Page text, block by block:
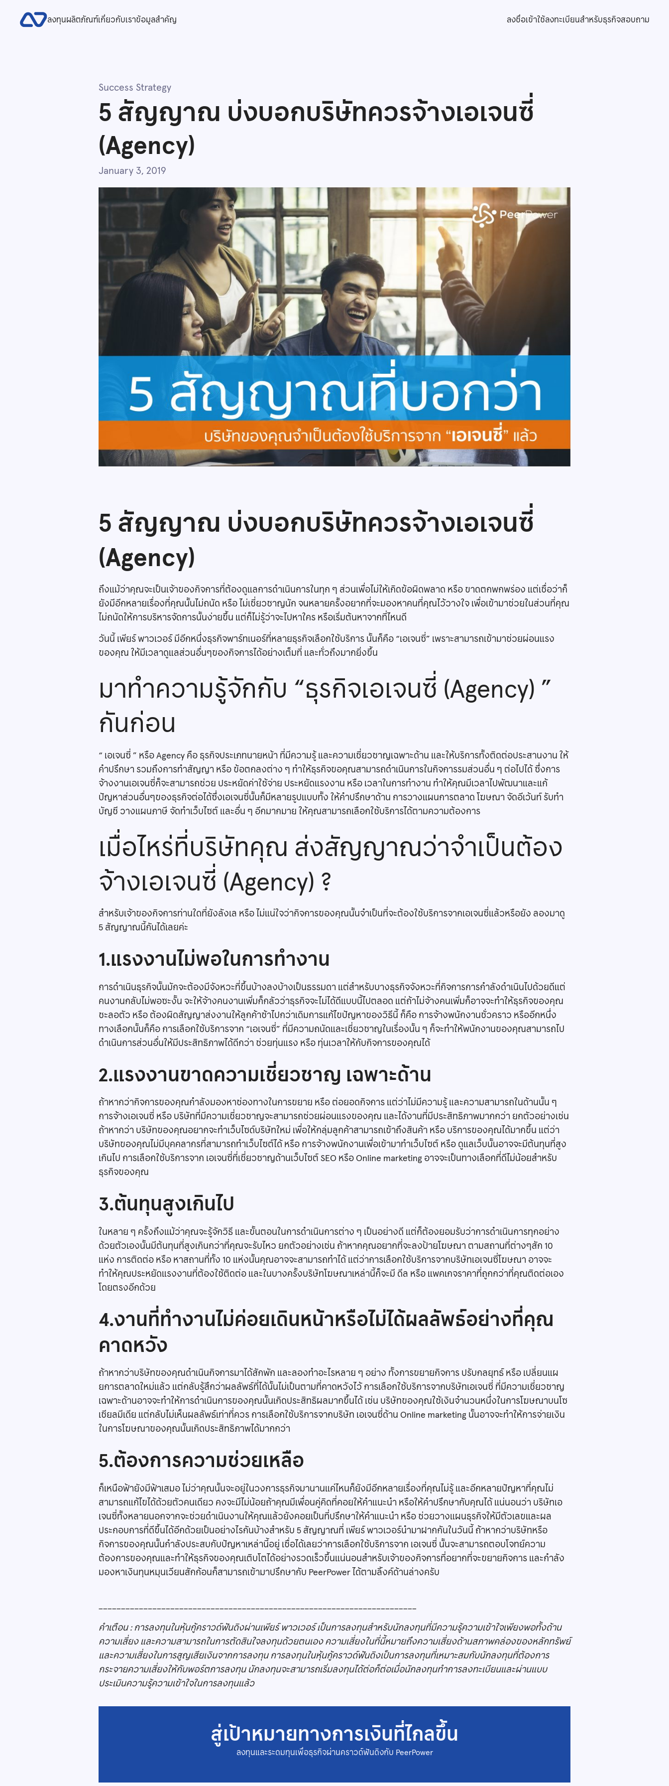
ลงทุนผลิตภัณฑ์เกี่ยวกับเราข้อมูลสำคัญ ลงชื่อเข้าใช้ลงทะเบียนสำหรับธุรกิจสอบถาม
Success Strategy
5 สัญญาณ บ่งบอกบริษัทควรจ้างเอเจนซี่
(Agency)
January 3, 2019
5 สัญญาณ บ่งบอกบริษัทควรจ้างเอเจนซี่
(Agency)
ถึงแม้ว่าคุณจะเป็นเจ้าของกิจการที่ต้องดูแลการดำเนินการในทุก ๆ ส่วนเพื่อไม่ให้เกิดข้อผิดพลาด หรือ ขาดตกพกพร่อง แต่เชื่อว่าก็
ยังมีอีกหลายเรื่องที่คุณนั้นไม่ถนัด หรือ ไม่เชี่ยวชาญนัก จนหลายครั้งอยากที่จะมองหาคนที่คุณไว้วางใจ เพื่อเข้ามาช่วยในส่วนที่คุณ
ไม่ถนัดให้การบริหารจัดการนั้นง่ายขึ้น แต่ก็ไม่รู้ว่าจะไปหาใคร หรือเริ่มต้นหาจากที่ไหนดี
วันนี้ เพียร์ พาวเวอร์ มีอีกหนึ่งธุรกิจพาร์ทเนอร์ที่หลายธุรกิจเลือกใช้บริการ นั้นก็คือ “เอเจนซี่” เพราะสามารถเข้ามาช่วยผ่อนแรง
ของคุณ ให้มีเวลาดูแลส่วนอื่นๆของกิจการได้อย่างเต็มที่ และทั่วถึงมากยิ่งขึ้น
มาทำความรู้จักกับ “ธุรกิจเอเจนซี่ (Agency) ”
กันก่อน
“ เอเจนซี่ ” หรือ Agency คือ ธุรกิจประเภทนายหน้า ที่มีความรู้ และความเชี่ยวชาญเฉพาะด้าน และให้บริการทั้งติดต่อประสานงาน ให้
คำปรึกษา รวมถึงการทำสัญญา หรือ ข้อตกลงต่าง ๆ ทำให้ธุรกิจขอคุณสามารถดำเนินการในกิจการรมส่วนอื่น ๆ ต่อไปได้ ซึ่งการ
จ้างงานเอเจนซี่ก็จะสามารถช่วย ประหยัดค่าใช้จ่าย ประหยัดแรงงาน หรือ เวลาในการทำงาน ทำให้คุณมีเวลาไปพัฒนาและแก้
ปัญหาส่วนอื่นๆของธุรกิจต่อได้ซึ่งเอเจนซี่นั้นก็มีหลายรูปแบบทั้ง ให้คำปรึกษาด้าน การวางแผนการตลาด โฆษณา จัดอีเว้นท์ รับทำ
บัญชี วางแผนภาษี จัดทำเว็บไซต์ และอื่น ๆ อีกมากมาย ให้คุณสามารถเลือกใช้บริการได้ตามความต้องการ
เมื่อไหร่ที่บริษัทคุณ ส่งสัญญาณว่าจำเป็นต้อง
จ้างเอเจนซี่ (Agency) ?
สำหรับเจ้าของกิจการท่านใดที่ยังลังเล หรือ ไม่แน่ใจว่ากิจการของคุณนั้นจำเป็นที่จะต้องใช้บริการจากเอเจนซี่แล้วหรือยัง ลองมาดู
5 สัญญาณนี้กันได้เลยค่ะ
1.แรงงานไม่พอในการทำงาน
การดำเนินธุรกิจนั้นมักจะต้องมีจังหวะที่ขึ้นบ้างลงบ้างเป็นธรรมดา แต่สำหรับบางธุรกิจจังหวะที่กิจการการกำลังดำเนินไปด้วยดีแต่
คนงานกลับไม่พอซะงั้น จะให้จ้างคนงานเพิ่มก็กลัวว่าธุรกิจจะไม่ได้ดีแบบนี้ไปตลอด แต่ถ้าไม่จ้างคนเพิ่มก็อาจจะทำให้ธุรกิจของคุณ
ชะลอตัว หรือ ต้องผิดสัญญาส่งงานให้ลูกค้าช้าไปกว่าเดิมการแก้ไขปัญหาของวิธีนี้ ก็คือ การจ้างพนักงานชั่วคราว หรืออีกหนึ่ง
ทางเลือกนั้นก็คือ การเลือกใช้บริการจาก “เอเจนซี่” ที่มีความถนัดและเชี่ยวชาญในเรื่องนั้น ๆ ก็จะทำให้พนักงานของคุณสามารถไป
ดำเนินการส่วนอื่นให้มีประสิทธิภาพได้ดีกว่า ช่วยทุ่นแรง หรือ ทุ่นเวลาให้กับกิจการของคุณได้
2.แรงงานขาดความเชี่ยวชาญ เฉพาะด้าน
ถ้าหากว่ากิจการของคุณกำลังมองหาช่องทางในการขยาย หรือ ต่อยอดกิจการ แต่ว่าไม่มีความรู้ และความสามารถในด้านนั้น ๆ
การจ้างเอเจนซี่ หรือ บริษัทที่มีความเชี่ยวชาญจะสามารถช่วยผ่อนแรงของคุณ และได้งานที่มีประสิทธิภาพมากกว่า ยกตัวอย่างเช่น
ถ้าหากว่า บริษัทของคุณอยากจะทำเว็บไซด์บริษัทใหม่ เพื่อให้กลุ่มลูกค้าสามารถเข้าถึงสินค้า หรือ บริการของคุณได้มากขึ้น แต่ว่า
บริษัทของคุณไม่มีบุคคลากรที่สามารถทำเว็บไซต์ได้ หรือ การจ้างพนักงานเพื่อเข้ามาทำเว็บไซต์ หรือ ดูแลเว็บนั้นอาจจะมีต้นทุนที่สูง
เกินไป การเลือกใช้บริการจาก เอเจนซี่ที่เชี่ยวชาญด้านเว็บไซต์ SEO หรือ Online marketing อาจจะเป็นทางเลือกที่ดีไม่น้อยสำหรับ
ธุรกิจของคุณ
3.ต้นทุนสูงเกินไป
ในหลาย ๆ ครั้งถึงแม้ว่าคุณจะรู้จักวิธี และขั้นตอนในการดำเนินการต่าง ๆ เป็นอย่างดี แต่ก็ต้องยอมรับว่าการดำเนินการทุกอย่าง
ด้วยตัวเองนั้นมีต้นทุนที่สูงเกินกว่าที่คุณจะรับไหว ยกตัวอย่างเช่น ถ้าหากคุณอยากที่จะลงป้ายโฆษณา ตามสถานที่ต่างๆสัก 10
แห่ง การติดต่อ หรือ หาสถานที่ทั้ง 10 แห่งนั้นคุณอาจจะสามารถทำได้ แต่ว่าการเลือกใช้บริการจากบริษัทเอเจนซี่โฆษณา อาจจะ
ทำให้คุณประหยัดแรงงานที่ต้องใช้ติดต่อ และในบางครั้งบริษัทโฆษณาเหล่านี้ก็จะมี ดีล หรือ แพคเกจราคาที่ถูกกว่าที่คุณติดต่อเอง
โดยตรงอีกด้วย
4.งานที่ทำงานไม่ค่อยเดินหน้าหรือไม่ได้ผลลัพธ์อย่างที่คุณ
คาดหวัง
ถ้าหากว่าบริษัทของคุณดำเนินกิจการมาได้สักพัก และลองทำอะไรหลาย ๆ อย่าง ทั้งการขยายกิจการ ปรับกลยุทธ์ หรือ เปลี่ยนแผ
ยการตลาดใหม่แล้ว แต่กลับรู้สึกว่าผลลัพธ์ที่ได้นั้นไม่เป็นตามที่คาดหวังไว้ การเลือกใช้บริการจากบริษัทเอเจนซี่ ที่มีความเชี่ยวชาญ
เฉพาะด้านอาจจะทำให้การดำเนินการของคุณนั้นเกิดประสิทธิผลมากขึ้นได้ เช่น บริษัทของคุณใช้เงินจำนวนหนึ่งในการโฆษณาบนโซ
เชียลมีเดีย แต่กลับไม่เห็นผลลัพธ์เท่าที่ควร การเลือกใช้บริการจากบริษัท เอเจนซี่ด้าน Online marketing นั้นอาจจะทำให้การจ่ายเงิน
ในการโฆษณาของคุณนั้นเกิดประสิทธิภาพได้มากกว่า
5.ต้องการความช่วยเหลือ
ก็เหนือฟ้ายังมีฟ้าเสมอ ไม่ว่าคุณนั้นจะอยู่ในวงการธุรกิจมานานแค่ไหนก็ยังมีอีกหลายเรื่องที่คุณไม่รู้ และอีกหลายปัญหาที่คุณไม่
สามารถแก้ไขได้ด้วยตัวคนเดียว คงจะมีไม่น้อยถ้าคุณมีเพื่อนคู่คิดที่คอยให้คำแนะนำ หรือให้คำปรึกษากับคุณได้ แน่นอนว่า บริษัทเอ
เจนซี่ทั้งหลายนอกจากจะช่วยดำเนินงานให้คุณแล้วยังคอยเป็นที่ปรึกษาให้คำแนะนำ หรือ ช่วยวางแผนธุรกิจให้มีตัวเลขและผล
ประกอบการที่ดีขึ้นได้อีกด้วยเป็นอย่างไรกันบ้างสำหรับ 5 สัญญาณที่ เพียร์ พาวเวอร์นำมาฝากกันในวันนี้ ถ้าหากว่าบริษัทหรือ
กิจการของคุณนั้นกำลังประสบกับปัญหาเหล่านี้อยู่ เชื่อได้เลยว่าการเลือกใช้บริการจาก เอเจนซี่ นั้นจะสามารถตอบโจทย์ความ
ต้องการของคุณและทำให้ธุรกิจของคุณเติบโตได้อย่างรวดเร็วขึ้นแน่นอนสำหรับเจ้าของกิจการที่อยากที่จะขยายกิจการ และกำลัง
มองหาเงินทุนหมุนเวียนสักก้อนก็สามารถเข้ามาปรึกษากับ PeerPower ได้ตามลิ้งค์ด้านล่างครับ
คำเตือน : การลงทุนในหุ้นกู้คราวด์ฟันดิงผ่านเพียร์ พาวเวอร์ เป็นการลงทุนสำหรับนักลงทุนที่มีความรู้ความเข้าใจเพียงพอทั้งด้าน
ความเสี่ยง และความสามารถในการตัดสินใจลงทุนด้วยตนเอง ความเสี่ยงในที่นี้หมายถึงความเสี่ยงด้านสภาพคล่องของหลักทรัพย์
และความเสี่ยงในการสูญเสียเงินจากการลงทุน การลงทุนในหุ้นกู้คราวด์ฟันดิงเป็นการลงทุนที่เหมาะสมกับนักลงทุนที่ต้องการ
กระจายความเสี่ยงให้กับพอร์ตการลงทุน นักลงทุนจะสามารถเริ่มลงทุนได้ต่อก็ต่อเมื่อนักลงทุนทำการลงทะเบียนและผ่านแบบ
ประเมินความรู้ความเข้าใจในการลงทุนแล้ว
สู่เป้าหมายทางการเงินที่ไกลขึ้น
ลงทุนและระดมทุนเพื่อธุรกิจผ่านคราวด์ฟันดิงกับ PeerPower